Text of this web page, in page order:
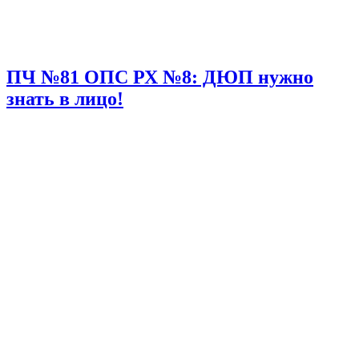
ПЧ №81 ОПС РХ №8: ДЮП нужно
знать в лицо!